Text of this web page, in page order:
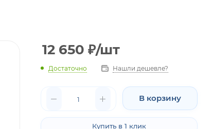
12 650 ₽/шт
Достаточно Нашли дешевле?
В корзину
Купить в 1 клик